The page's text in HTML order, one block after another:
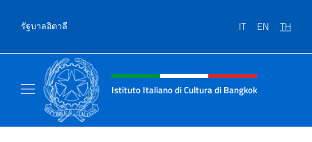
รัฐบาลอิตาลี IT EN TH
Intestazione sito, social e menù
Istituto Italiano di Cultura di Bangkok